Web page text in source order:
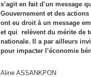
s’agit en fait d’un message
Gouvernement et des
ont eu droit à un message
et qui relèvent du mérite de
nationale. Il a par ailleurs
pour impacter l’économie
Aline ASSANKPON